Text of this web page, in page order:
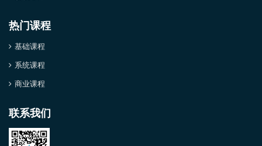
热门课程
基础课程
系统课程
商业课程
联系我们